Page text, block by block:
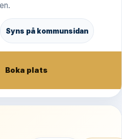
Syns på kommunsidan
Boka plats